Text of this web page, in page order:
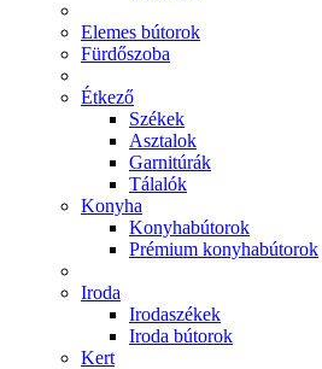
Elemes bútorok
Fürdőszoba
Étkező
Székek
Asztalok
Garnitúrák
Tálalók
Konyha
Konyhabútorok
Prémium konyhabútorok
Iroda
Irodaszékek
Iroda bútorok
Kert